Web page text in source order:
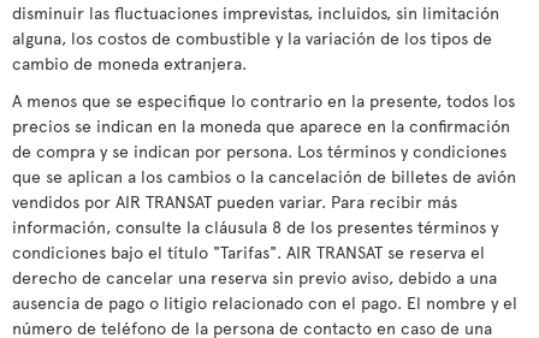
disminuir las fluctuaciones imprevistas, incluidos, sin limitación
alguna, los costos de combustible y la variación de los tipos de
cambio de moneda extranjera.
A menos que se especifique lo contrario en la presente, todos los
precios se indican en la moneda que aparece en la confirmación
de compra y se indican por persona. Los términos y condiciones
que se aplican a los cambios o la cancelación de billetes de avión
vendidos por AIR TRANSAT pueden variar. Para recibir más
información, consulte la cláusula 8 de los presentes términos y
condiciones bajo el título "Tarifas". AIR TRANSAT se reserva el
derecho de cancelar una reserva sin previo aviso, debido a una
ausencia de pago o litigio relacionado con el pago. El nombre y el
número de teléfono de la persona de contacto en caso de una